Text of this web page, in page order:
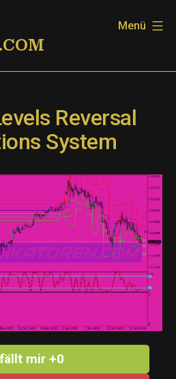
Menü
Reversal
System
mir +0